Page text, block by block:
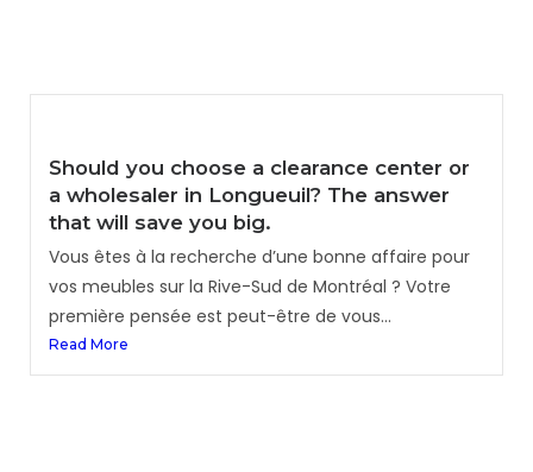
Should you choose a clearance center or
a wholesaler in Longueuil? The answer
that will save you big.
Vous êtes à la recherche d’une bonne affaire pour
vos meubles sur la Rive-Sud de Montréal ? Votre
première pensée est peut-être de vous...
Read More